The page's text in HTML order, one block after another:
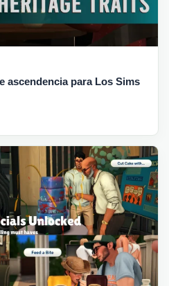
ascendencia para Los Sims